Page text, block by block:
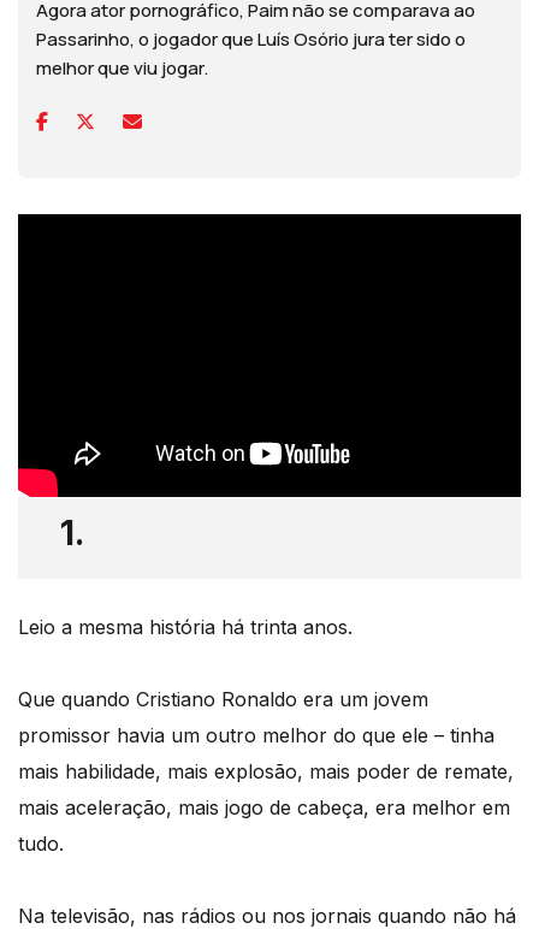
Agora ator pornográfico, Paim não se comparava ao
Passarinho, o jogador que Luís Osório jura ter sido o
melhor que viu jogar.
1.
Leio a mesma história há trinta anos.
Que quando Cristiano Ronaldo era um jovem
promissor havia um outro melhor do que ele – tinha
mais habilidade, mais explosão, mais poder de remate,
mais aceleração, mais jogo de cabeça, era melhor em
tudo.
Na televisão, nas rádios ou nos jornais quando não há